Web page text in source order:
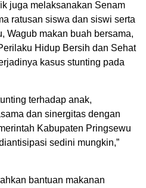
juga melaksanakan Senam
ratusan siswa dan siswi serta
Wagub makan buah bersama,
Hidup Bersih dan Sehat
kasus stunting pada
terhadap anak,
dan sinergitas dengan
Kabupaten Pringsewu
sedini mungkin,”
bantuan makanan